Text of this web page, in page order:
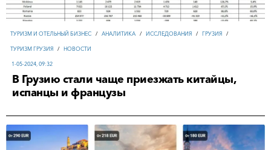
ТУРИЗМ И ОТЕЛЬНЫЙ БИЗНЕС / АНАЛИТИКА / ИССЛЕДОВАНИЯ / ГРУЗИЯ /
ТУРИЗМ ГРУЗИЯ / НОВОСТИ
1-05-2024, 09:32
В Грузию стали чаще приезжать китайцы,
испанцы и французы